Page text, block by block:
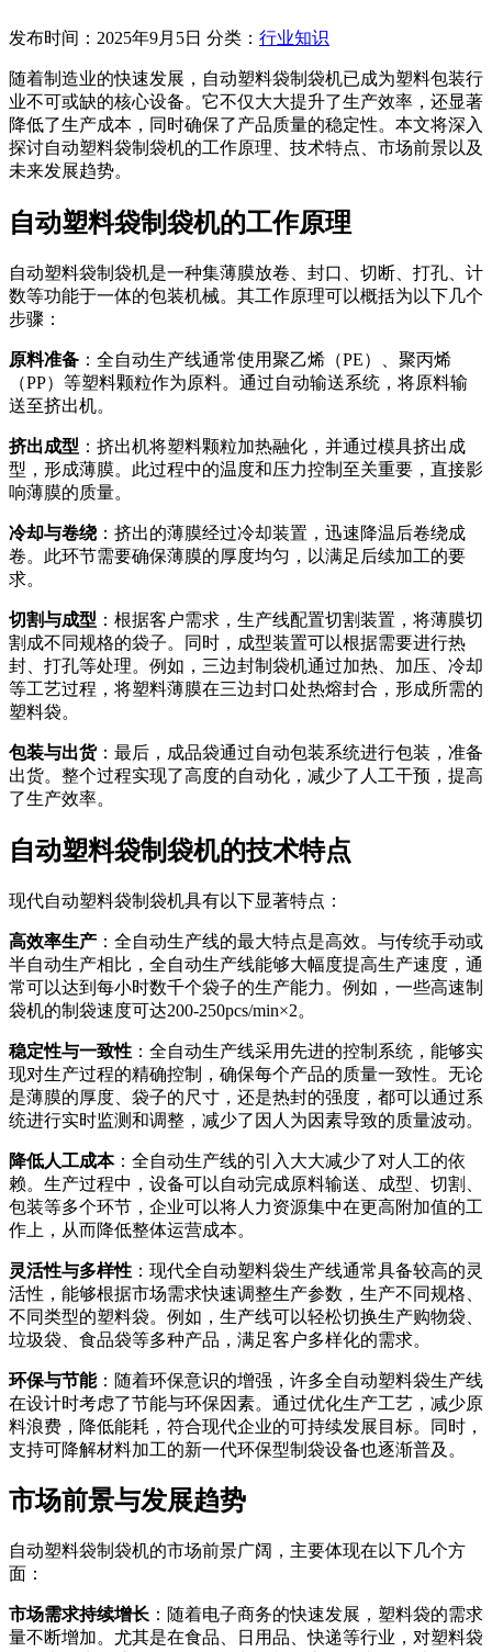
发布时间：2025年9月5日 分类： 行业知识
随着制造业的快速发展，自动塑料袋制袋机已成为塑料包装行
业不可或缺的核心设备。它不仅大大提升了生产效率，还显著
降低了生产成本，同时确保了产品质量的稳定性。本文将深入
探讨自动塑料袋制袋机的工作原理、技术特点、市场前景以及
未来发展趋势。
自动塑料袋制袋机的工作原理
自动塑料袋制袋机是一种集薄膜放卷、封口、切断、打孔、计
数等功能于一体的包装机械。其工作原理可以概括为以下几个
步骤：
原料准备 ：全自动生产线通常使用聚乙烯（PE）、聚丙烯
（PP）等塑料颗粒作为原料。通过自动输送系统，将原料输
送至挤出机。
挤出成型 ：挤出机将塑料颗粒加热融化，并通过模具挤出成
型，形成薄膜。此过程中的温度和压力控制至关重要，直接影
响薄膜的质量。
冷却与卷绕 ：挤出的薄膜经过冷却装置，迅速降温后卷绕成
卷。此环节需要确保薄膜的厚度均匀，以满足后续加工的要
求。
切割与成型 ：根据客户需求，生产线配置切割装置，将薄膜切
割成不同规格的袋子。同时，成型装置可以根据需要进行热
封、打孔等处理。例如，三边封制袋机通过加热、加压、冷却
等工艺过程，将塑料薄膜在三边封口处热熔封合，形成所需的
塑料袋。
包装与出货：最后，成品袋通过自动包装系统进行包装，准备
出货。整个过程实现了高度的自动化，减少了人工干预，提高
了生产效率。
自动塑料袋制袋机的技术特点
现代自动塑料袋制袋机具有以下显著特点：
高效率生产 ：全自动生产线的最大特点是高效。与传统手动或
半自动生产相比，全自动生产线能够大幅度提高生产速度，通
常可以达到每小时数千个袋子的生产能力。例如，一些高速制
袋机的制袋速度可达200-250pcs/min×2。
稳定性与一致性 ：全自动生产线采用先进的控制系统，能够实
现对生产过程的精确控制，确保每个产品的质量一致性。无论
是薄膜的厚度、袋子的尺寸，还是热封的强度，都可以通过系
统进行实时监测和调整，减少了因人为因素导致的质量波动。
降低人工成本：全自动生产线的引入大大减少了对人工的依
赖。生产过程中，设备可以自动完成原料输送、成型、切割、
包装等多个环节，企业可以将人力资源集中在更高附加值的工
作上，从而降低整体运营成本。
灵活性与多样性 ：现代全自动塑料袋生产线通常具备较高的灵
活性，能够根据市场需求快速调整生产参数，生产不同规格、
不同类型的塑料袋。例如，生产线可以轻松切换生产购物袋、
垃圾袋、食品袋等多种产品，满足客户多样化的需求。
环保与节能：随着环保意识的增强，许多全自动塑料袋生产线
在设计时考虑了节能与环保因素。通过优化生产工艺，减少原
料浪费，降低能耗，符合现代企业的可持续发展目标。同时，
支持可降解材料加工的新一代环保型制袋设备也逐渐普及。
市场前景与发展趋势
自动塑料袋制袋机的市场前景广阔，主要体现在以下几个方
面：
市场需求持续增长 ：随着电子商务的快速发展，塑料袋的需求
量不断增加。尤其是在食品、日用品、快递等行业，对塑料袋